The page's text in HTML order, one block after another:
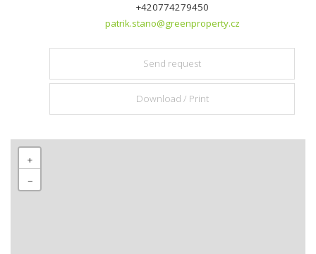
+420774279450
patrik.stano@greenproperty.cz
Send request
Download / Print
+
−